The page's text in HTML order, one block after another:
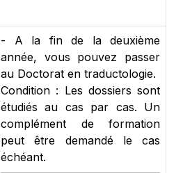
- A la fin de la deuxième
année, vous pouvez passer
au Doctorat en traductologie.
Condition : Les dossiers sont
étudiés au cas par cas. Un
complément de formation
peut être demandé le cas
échéant.